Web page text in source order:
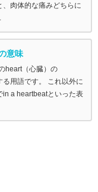
肉体的な痛みどちらに
意味
heart（心臓）の
用語です。 これ以外に
in a heartbeatといった表